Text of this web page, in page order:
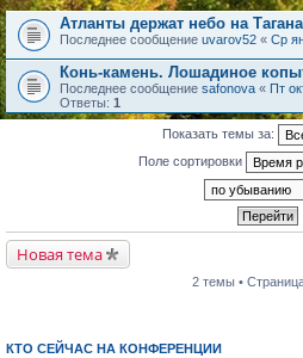
Атланты держат небо на
Последнее сообщение uvarov52 « Ср
Конь-камень. Лошадиное
Последнее сообщение safonova « Пт
Ответы: 1
Показать темы за:
Поле сортировки
Новая тема
2 темы •
КТО СЕЙЧАС НА КОНФЕРЕНЦИИ